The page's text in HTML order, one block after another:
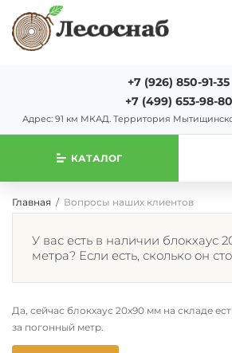
+7 (926) 850-91-35
+7 (499) 653-98-80
Адрес: 91 км МКАД. Территория
КАТАЛОГ
Главная Вопросы наших клиентов
У вас есть в наличии блокхаус
метра? Если есть, сколько он
Да, сейчас блокхаус 20х90 мм на складе
за погонный метр.